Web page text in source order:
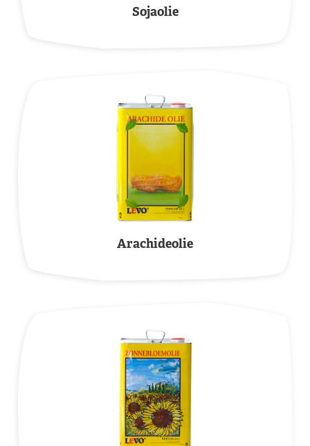
Sojaolie
Arachideolie